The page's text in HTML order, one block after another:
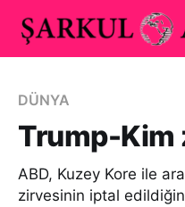
DÜNYA
Trump-Kim
ABD, Kuzey Kore ile
zirvesinin iptal